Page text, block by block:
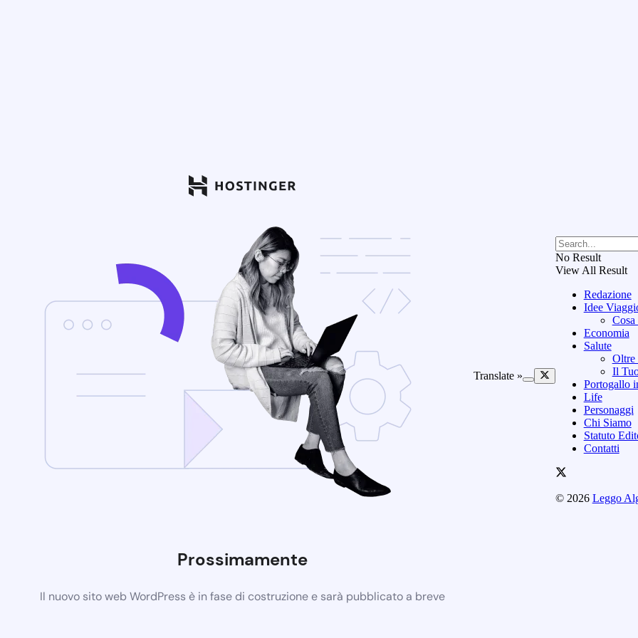
Prossimamente
Il nuovo sito web WordPress è in fase di costruzione e sarà pubblicato a breve
Translate »
No Result
View All Result
Redazione
Idee
Economia
Salute
Oltre
Il
Portogallo
Life
Personaggi
Chi Siamo
Statuto
Contatti
© 2026 Leggo